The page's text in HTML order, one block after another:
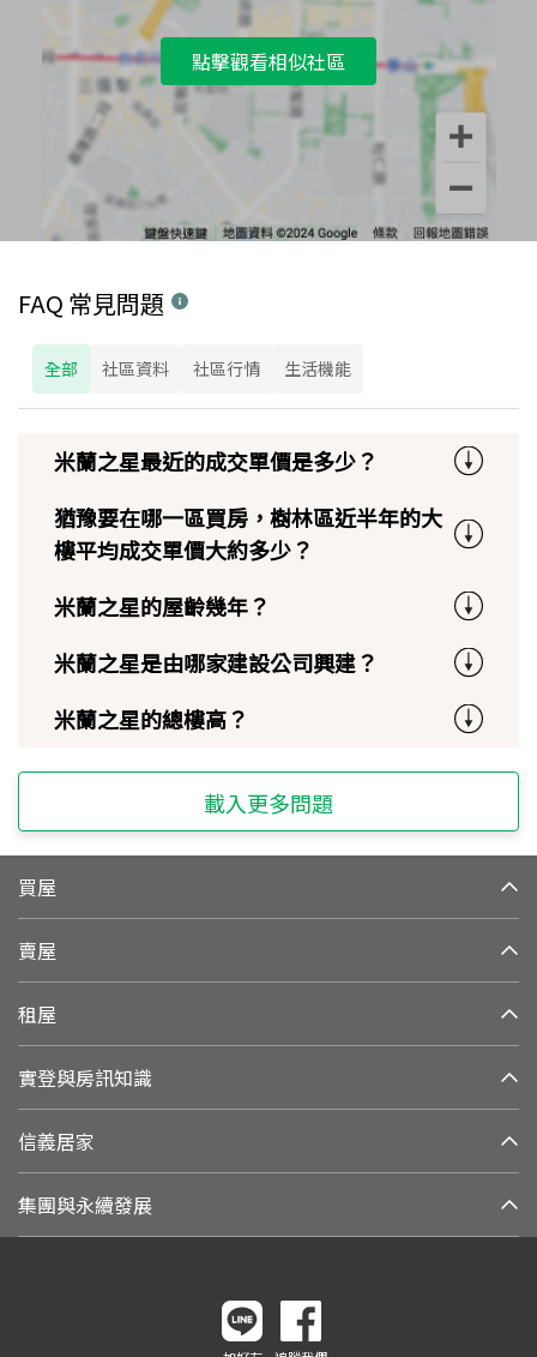
點擊觀看相似社區
FAQ 常見問題
全部 社區資料 社區行情 生活機能
米蘭之星最近的成交單價是多少？
猶豫要在哪一區買房，樹林區近半年的大
樓平均成交單價大約多少？
米蘭之星的屋齡幾年？
米蘭之星是由哪家建設公司興建？
米蘭之星的總樓高？
載入更多問題
買屋
賣屋
租屋
實登與房訊知識
信義居家
集團與永續發展